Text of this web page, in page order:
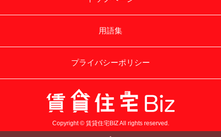
用語集
プライバシーポリシー
Copyright © 賃貸住宅BIZ All rights reserved.